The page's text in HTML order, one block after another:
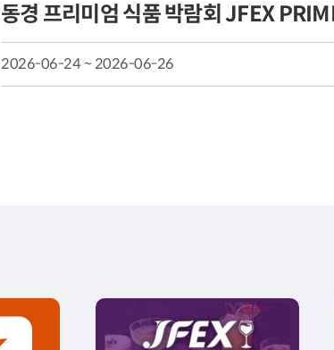
동경 프리미엄 식품 박람회 JFEX
2026-06-24 ~ 2026-06-26